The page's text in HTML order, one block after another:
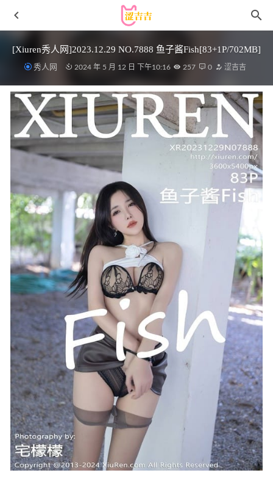
[Xiuren秀人网]2023.12.29 NO.7888 鱼子酱Fish[83+1P/702MB]
秀人网 2024 年 5 月 12 日 下午10:16 257 0 涩吉吉
神沢永莉 – NO.20 别看大姐姐啦[78P1V-1.42G]
2024-04-20
普美Bomi – NO.31 [BLUECAKE] POP Star[109P-2.76GB]
2022-07-14
[Ugirls尤果网]爱尤物专辑 NO.2931 姓感序幕 予念[35P]
2025-09-24
[Xiuren秀人网]2023.10.07 NO.7468 林星阑[85+1P/558MB]
2024-05-13
[Xiuren秀人网]2023.06.15 NO.6919 柚琪Rich[78+1P／
619MB]
2023-11-24